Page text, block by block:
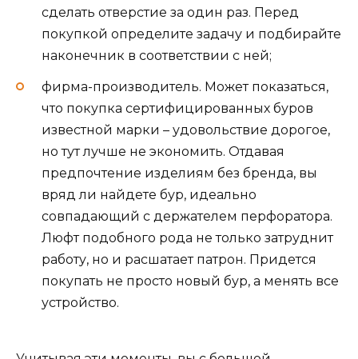
сделать отверстие за один раз. Перед
покупкой определите задачу и подбирайте
наконечник в соответствии с ней;
фирма-производитель. Может показаться,
что покупка сертифицированных буров
известной марки – удовольствие дорогое,
но тут лучше не экономить. Отдавая
предпочтение изделиям без бренда, вы
вряд ли найдете бур, идеально
совпадающий с держателем перфоратора.
Люфт подобного рода не только затруднит
работу, но и расшатает патрон. Придется
покупать не просто новый бур, а менять все
устройство.